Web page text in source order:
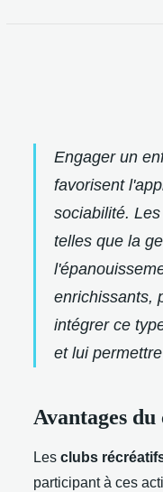
Engager un
favorisent
sociabilité.
telles que la
enrichissants,
intégrer ce
et lui
Avantages
Les clubs
participant à ces